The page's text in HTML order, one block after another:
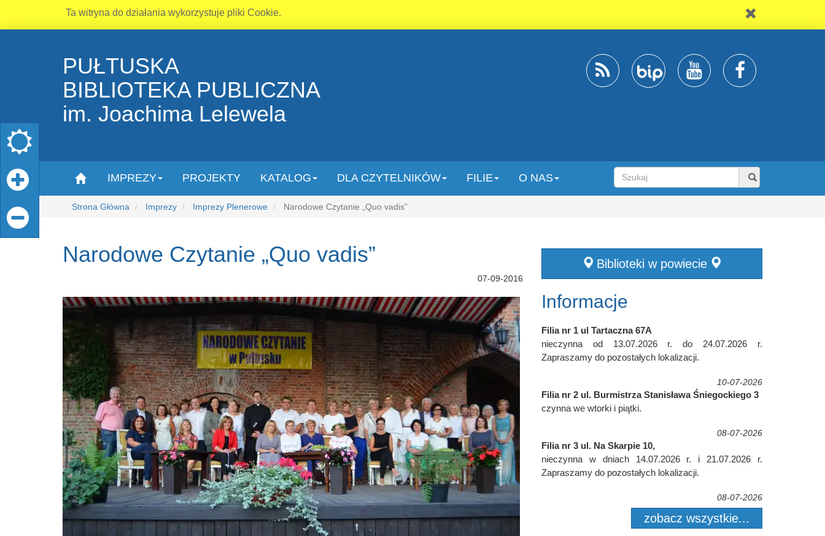
Ta witryna do działania wykorzystuje pliki Cookie.
PUŁTUSKA
BIBLIOTEKA PUBLICZNA
im. Joachima Lelewela
IMPREZY PROJEKTY KATALOG DLA CZYTELNIKÓW FILIE O NAS
Strona Główna Imprezy Imprezy Plenerowe Narodowe Czytanie „Quo vadis”
Narodowe Czytanie „Quo vadis”
07-09-2016
Biblioteki w powiecie
Informacje
Filia nr 1 ul Tartaczna 67A
nieczynna od 13.07.2026 r. do 24.07.2026 r.
Zapraszamy do pozostałych lokalizacji.
10-07-2026
Filia nr 2 ul. Burmistrza Stanisława Śniegockiego 3
czynna we wtorki i piątki.
08-07-2026
Filia nr 3 ul. Na Skarpie 10,
nieczynna w dniach 14.07.2026 r. i 21.07.2026 r.
Zapraszamy do pozostałych lokalizacji.
08-07-2026
zobacz wszystkie...